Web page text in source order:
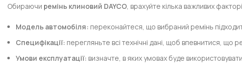
Обираючи ремінь клиновий DAYCO, врахуйте кілька важливих
Модель автомобіля: переконайтеся, що вибраний ремінь
Специфікації: перегляньте всі технічні дані, щоб впевнитися, що
Умови експлуатації: визначте, в яких умовах буде